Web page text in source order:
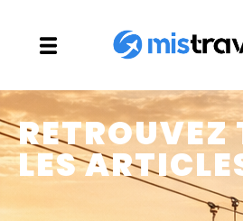
RETROUVEZ
LES